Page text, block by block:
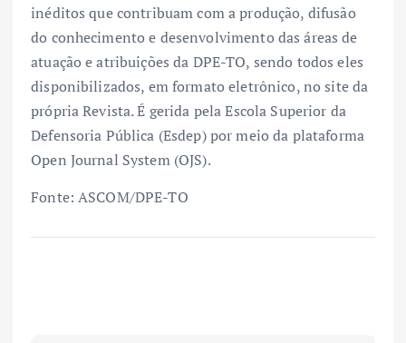
inéditos que contribuam com a produção, difusão
do conhecimento e desenvolvimento das áreas de
atuação e atribuições da DPE-TO, sendo todos eles
disponibilizados, em formato eletrônico, no site da
própria Revista. É gerida pela Escola Superior da
Defensoria Pública (Esdep) por meio da plataforma
Open Journal System (OJS).
Fonte: ASCOM/DPE-TO